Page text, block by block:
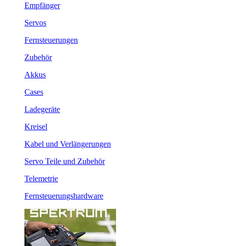
Empfänger
Servos
Fernsteuerungen
Zubehör
Akkus
Cases
Ladegeräte
Kreisel
Kabel und Verlängerungen
Servo Teile und Zubehör
Telemetrie
Fernsteuerungshardware